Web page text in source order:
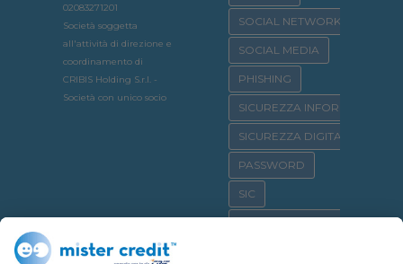
02083271201
Società soggetta
all'attività di direzione e
coordinamento di
CRIBIS Holding S.r.l. -
Società con unico socio
SOCIAL NETWORK
SOCIAL MEDIA
PHISHING
SICUREZZA INFORMATICA
SICUREZZA DIGITALE
PASSWORD
SIC